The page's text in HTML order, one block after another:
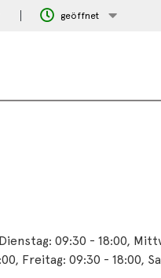
geöffnet
09:30 - 18:00,
Freitag: 09:30 - 18:00,